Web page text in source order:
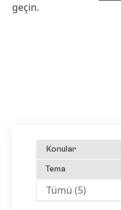
geçin.
Konular
Tema
Tümü (5)